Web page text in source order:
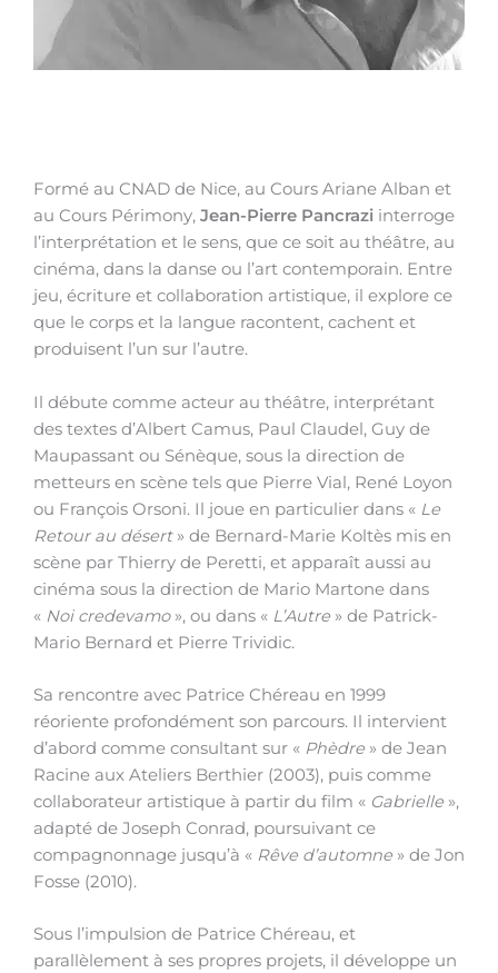
Formé au CNAD de Nice, au Cours Ariane Alban et
au Cours Périmony, Jean-Pierre Pancrazi interroge
l’interprétation et le sens, que ce soit au théâtre, au
cinéma, dans la danse ou l’art contemporain. Entre
jeu, écriture et collaboration artistique, il explore ce
que le corps et la langue racontent, cachent et
produisent l’un sur l’autre.
Il débute comme acteur au théâtre, interprétant
des textes d’Albert Camus, Paul Claudel, Guy de
Maupassant ou Sénèque, sous la direction de
metteurs en scène tels que Pierre Vial, René Loyon
ou François Orsoni. Il joue en particulier dans « Le
Retour au désert» de Bernard-Marie Koltès mis en
scène par Thierry de Peretti, et apparaît aussi au
cinéma sous la direction de Mario Martone dans
« Noi credevamo », ou dans « L’Autre» de Patrick-
Mario Bernard et Pierre Trividic.
Sa rencontre avec Patrice Chéreau en 1999
réoriente profondément son parcours. Il intervient
d’abord comme consultant sur « Phèdre» de Jean
Racine aux Ateliers Berthier (2003), puis comme
collaborateur artistique à partir du film « Gabrielle»,
adapté de Joseph Conrad, poursuivant ce
compagnonnage jusqu’à « Rêve d’automne» de Jon
Fosse (2010).
Sous l’impulsion de Patrice Chéreau, et
parallèlement à ses propres projets, il développe un